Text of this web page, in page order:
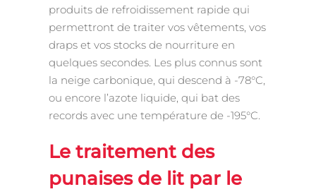
produits de refroidissement rapide qui
permettront de traiter vos vêtements, vos
draps et vos stocks de nourriture en
quelques secondes. Les plus connus sont
la neige carbonique, qui descend à -78°C,
ou encore l’azote liquide, qui bat des
records avec une température de -195°C.
Le traitement des
punaises de lit par le